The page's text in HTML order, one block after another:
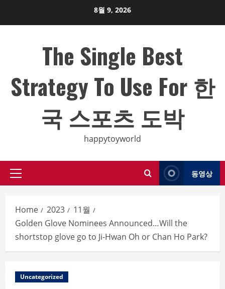
8월 9, 2026
The Single Best
Strategy To Use For 한
국 스포츠 도박
happytoyworld
Primary
동영상
Home 2023
11월
Golden Glove Nominees Announced…Will the
shortstop glove go to Ji-Hwan Oh or Chan Ho Park?
Uncategorized